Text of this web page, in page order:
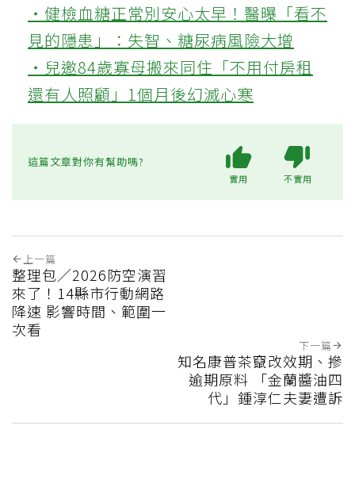
‧健檢血糖正常別安心太早！醫曝「看不
見的隱患」：失智、糖尿病風險大增
‧兒邀84歲寡母搬來同住「不用付房租
還有人照顧」1個月後幻滅心寒
這篇文章對你有幫助嗎?
實用 不實用
上一篇
整理包／2026防空演習
來了！14縣市行動網路
降速 影響時間、範圍一
次看
下一篇
知名康普茶竄改效期、摻
逾期原料 「金蘭醬油四
代」鍾淳仁夫妻遭訴